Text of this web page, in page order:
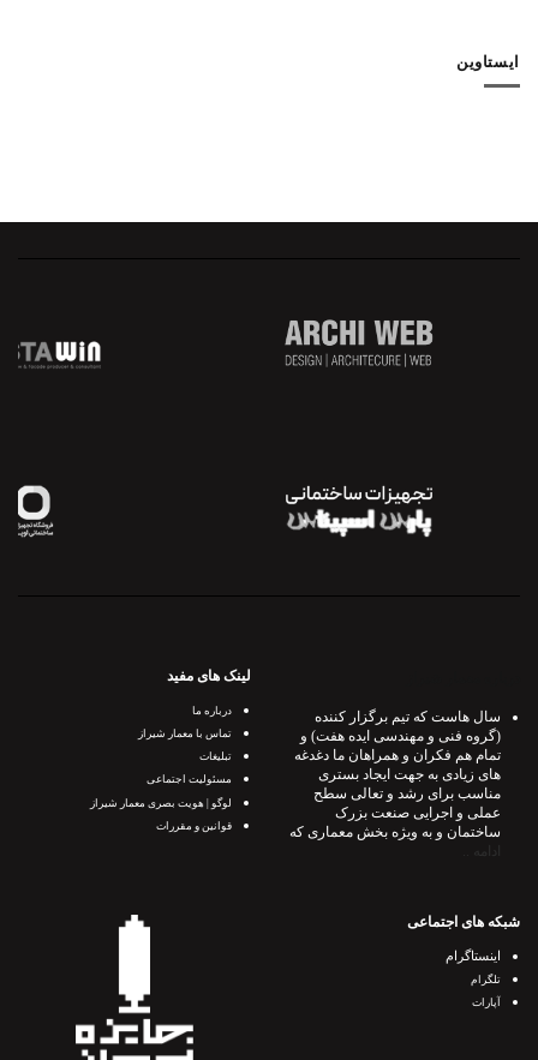
ایستاوین
سال هاست که تیم برگزار کننده
(گروه فنی و مهندسی ایده هفت) و
تمام هم فکران و همراهان ما دغدغه
های زیادی به جهت ایجاد بستری
مناسب برای رشد و تعالی سطح
عملی و اجرایی صنعت بزرک
ساختمان و به ویژه بخش معماری که
ادامه ..
لینک های مفید
درباره ما
تماس با معمار شیراز
تبلیغات
مسئولیت اجتماعی
لوگو | هویت بصری معمار شیراز
قوانین و مقررات
شبکه های اجتماعی
اینستاگرام
تلگرام
آپارات